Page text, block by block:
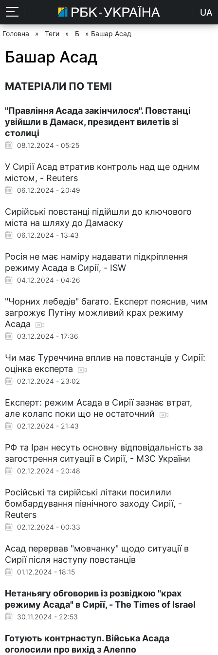
UA
Головна » Теги » Б » Башар Асад
Башар Асад
МАТЕРІАЛИ ПО ТЕМІ
"Правління Асада закінчилося". Повстанці
увійшли в Дамаск, президент вилетів зі
столиці
08.12.2024 - 05:25
У Сирії Асад втратив контроль над ще одним
містом, - Reuters
06.12.2024 - 20:49
Сирійські повстанці підійшли до ключового
міста на шляху до Дамаску
06.12.2024 - 13:43
Росія не має наміру надавати підкріплення
режиму Асада в Сирії, - ISW
04.12.2024 - 04:26
"Чорних лебедів" багато. Експерт пояснив, чим
загрожує Путіну можливий крах режиму
Асада
03.12.2024 - 17:36
Чи має Туреччина вплив на повстанців у Сирії:
оцінка експерта
02.12.2024 - 23:02
Експерт: режим Асада в Сирії зазнає втрат,
але колапс поки що не остаточний
02.12.2024 - 21:43
РФ та Іран несуть основну відповідальність за
загострення ситуації в Сирії, - МЗС України
02.12.2024 - 20:48
Російські та сирійські літаки посилили
бомбардування північного заходу Сирії, -
Reuters
02.12.2024 - 00:33
Асад перервав "мовчанку" щодо ситуації в
Сирії після наступу повстанців
01.12.2024 - 18:15
Нетаньягу обговорив із розвідкою "крах
режиму Асада" в Сирії, - The Times of Israel
30.11.2024 - 22:53
Готують контрнаступ. Війська Асада
оголосили про вихід з Алеппо